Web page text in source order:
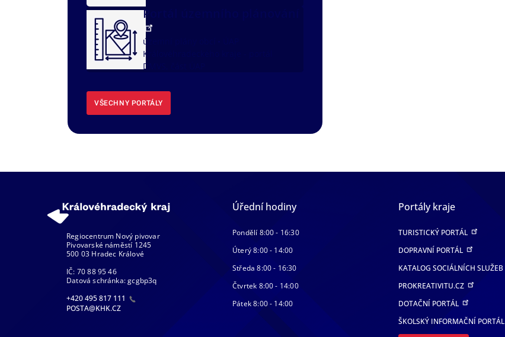
Portál územního plánování
územní plány obcí
Královéhradeckého kraje - portál
DMVS, část ÚAP
VŠECHNY PORTÁLY
Regiocentrum Nový pivovar
Pivovarské náměstí 1245
500 03 Hradec Králové
IČ: 70 88 95 46
Datová schránka: gcgbp3q
+420 495 817 111
POSTA@KHK.CZ
Úřední hodiny
Pondělí 8:00 - 16:30
Úterý 8:00 - 14:00
Středa 8:00 - 16:30
Čtvrtek 8:00 - 14:00
Pátek 8:00 - 14:00
Portály kraje
TURISTICKÝ PORTÁL
DOPRAVNÍ PORTÁL
KATALOG SOCIÁLNÍCH SLUŽEB
PROKREATIVITU.CZ
DOTAČNÍ PORTÁL
ŠKOLSKÝ INFORMAČNÍ PORTÁL